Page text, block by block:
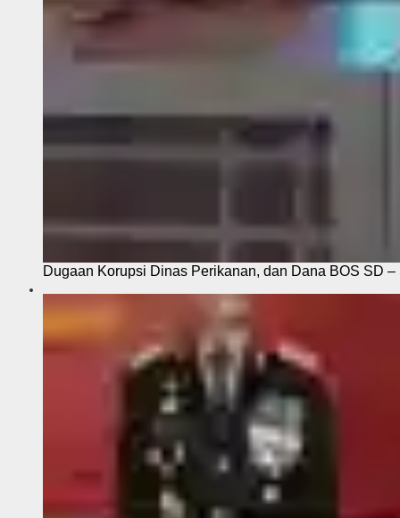
Dugaan Korupsi Dinas Perikanan, dan Dana BOS SD